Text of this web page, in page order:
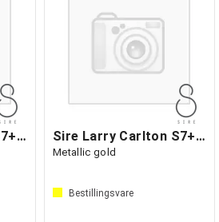
Sire Larry Carlton S7+ New Gen Sire Larry Carlton S7+ New Gen
Metallic gold
Bestillingsvare